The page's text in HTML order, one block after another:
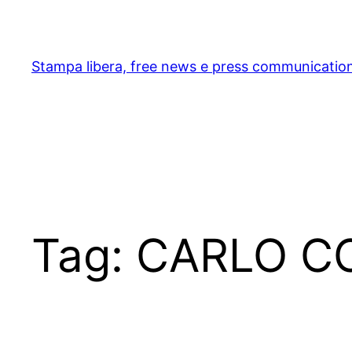
content
Stampa libera, free news e press
Tag: CARLO